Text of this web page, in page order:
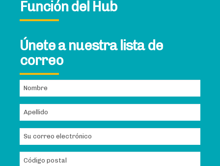
Función del Hub
Únete a nuestra lista de
correo